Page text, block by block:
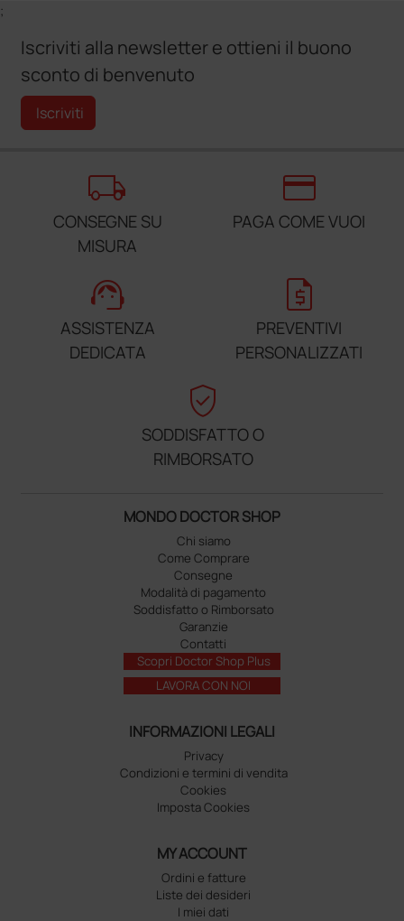
;
Iscriviti alla newsletter e ottieni il buono
sconto di benvenuto
Iscriviti
local_shipping
CONSEGNE SU
MISURA
credit_card
PAGA COME VUOI
support_agent
ASSISTENZA
DEDICATA
request_quote
PREVENTIVI
PERSONALIZZATI
verified_user
SODDISFATTO O
RIMBORSATO
MONDO DOCTOR SHOP
Chi siamo
Come Comprare
Consegne
Modalità di pagamento
Soddisfatto o Rimborsato
Garanzie
Contatti
Scopri Doctor Shop Plus
LAVORA CON NOI
INFORMAZIONI LEGALI
Privacy
Condizioni e termini di vendita
Cookies
Imposta Cookies
MY ACCOUNT
Ordini e fatture
Liste dei desideri
I miei dati